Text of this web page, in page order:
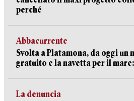
perché
Abbacurrente
Svolta a Platamona, da oggi un
gratuito e la navetta per il
La denuncia